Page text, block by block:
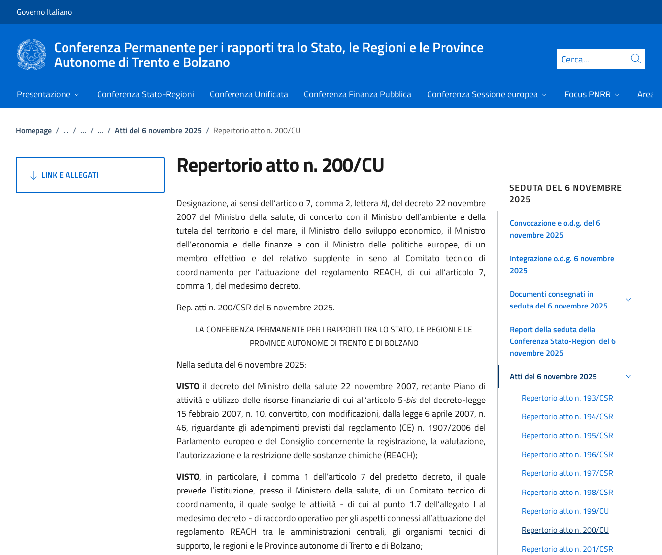
Governo Italiano
Conferenza Permanente per i rapporti tra lo Stato, le Regioni e le Province
Autonome di Trento e Bolzano Cerca
Presentazione Conferenza Stato-Regioni Conferenza Unificata Conferenza Finanza Pubblica Conferenza Sessione europea Focus PNRR Area
Homepage / ... / ... / ... / Atti del 6 novembre 2025 / Repertorio atto n. 200/CU
LINK E ALLEGATI Repertorio atto n. 200/CU
Designazione, ai sensi dell’articolo 7, comma 2, lettera h), del decreto 22 novembre
2007 del Ministro della salute, di concerto con il Ministro dell’ambiente e della
tutela del territorio e del mare, il Ministro dello sviluppo economico, il Ministro
dell’economia e delle finanze e con il Ministro delle politiche europee, di un
membro effettivo e del relativo supplente in seno al Comitato tecnico di
coordinamento per l’attuazione del regolamento REACH, di cui all’articolo 7,
comma 1, del medesimo decreto.
Rep. atti n. 200/CSR del 6 novembre 2025.
LA CONFERENZA PERMANENTE PER I RAPPORTI TRA LO STATO, LE REGIONI E LE
PROVINCE AUTONOME DI TRENTO E DI BOLZANO
Nella seduta del 6 novembre 2025:
VISTO il decreto del Ministro della salute 22 novembre 2007, recante Piano di
attività e utilizzo delle risorse finanziarie di cui all’articolo 5-bisdel decreto-legge
15 febbraio 2007, n. 10, convertito, con modificazioni, dalla legge 6 aprile 2007, n.
46, riguardante gli adempimenti previsti dal regolamento (CE) n. 1907/2006 del
Parlamento europeo e del Consiglio concernente la registrazione, la valutazione,
l’autorizzazione e la restrizione delle sostanze chimiche (REACH);
VISTO, in particolare, il comma 1 dell’articolo 7 del predetto decreto, il quale
prevede l’istituzione, presso il Ministero della salute, di un Comitato tecnico di
coordinamento, il quale svolge le attività - di cui al punto 1.7 dell’allegato I al
medesimo decreto - di raccordo operativo per gli aspetti connessi all’attuazione del
regolamento REACH tra le amministrazioni centrali, gli organismi tecnici di
supporto, le regioni e le Province autonome di Trento e di Bolzano;
SEDUTA DEL 6 NOVEMBRE
2025
Convocazione e o.d.g. del 6
novembre 2025
Integrazione o.d.g. 6 novembre
2025
Documenti consegnati in
seduta del 6 novembre 2025
Report della seduta della
Conferenza Stato-Regioni del 6
novembre 2025
Atti del 6 novembre 2025
Repertorio atto n. 193/CSR
Repertorio atto n. 194/CSR
Repertorio atto n. 195/CSR
Repertorio atto n. 196/CSR
Repertorio atto n. 197/CSR
Repertorio atto n. 198/CSR
Repertorio atto n. 199/CU
Repertorio atto n. 200/CU
Repertorio atto n. 201/CSR